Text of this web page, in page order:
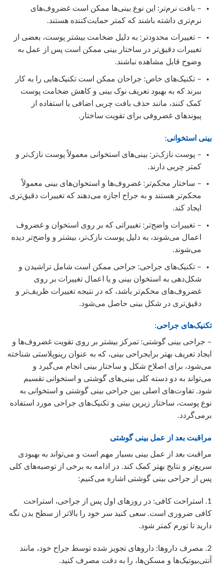
– بافت نرم‌تر: این نوع بینی‌ها ممکن است غضروف‌های
نرم‌تری داشته باشند که کمتر حمایت‌کننده هستند.
– تغییرات محدودتر: به دلیل ضخامت بیشتر پوست، بعضی از
تغییرات دقیق‌تر در ساختار بینی ممکن است پس از عمل به
وضوح قابل مشاهده نباشند.
– تکنیک‌های خاص: جراحان ممکن است تکنیک‌هایی را به کار
ببرند که به بهبود تعریف نوک بینی و کاهش ضخامت پوست
کمک کنند، مانند حذف بافت چربی اضافی یا استفاده از
پیوندهای غضروفی برای تقویت ساختار.
بینی استخوانی:
– پوست نازک‌تر: بینی‌های استخوانی معمولاً پوست نازک‌تر و
کمتر چربی دارند.
– ساختار محکم‌تر: غضروف‌ها و استخوان‌های بینی معمولاً
محکم‌تر هستند و به جراح اجازه می‌دهند که تغییرات دقیق‌تری
ایجاد کند.
– تغییرات واضح‌تر: تغییراتی که بر روی استخوان و غضروف
اعمال می‌شوند، به دلیل پوست نازک‌تر، بیشتر و واضح‌تر دیده
می‌شوند.
– تکنیک‌های جراحی: جراحی ممکن است شامل تراشیدن و
شکل‌دهی به استخوان بینی و یا اعمال تغییرات بر روی
غضروف‌های محکم‌تر باشد، که در نتیجه تغییرات ظریف‌تر و
دقیق‌تری در شکل بینی حاصل می‌شود.
تکنیک‌های جراحی:
– جراحی بینی گوشتی: تمرکز بیشتر بر روی تقویت غضروف‌ها و
ایجاد تعریف بهتر برایجراحی بینی، که به عنوان رینوپلاستی شناخته
می‌شود، برای اصلاح شکل و ساختار بینی انجام می‌گیرد و
می‌تواند به دو دسته کلی بینی‌های گوشتی و استخوانی تقسیم
شود. تفاوت‌های اصلی بین جراحی بینی گوشتی و استخوانی به
نوع پوست، ساختار زیرین بینی و تکنیک‌های جراحی مورد استفاده
برمی‌گردد.
مراقبت بعد از عمل بینی گوشتی
مراقبت بعد از عمل بینی بسیار مهم است و می‌تواند به بهبودی
سریع‌تر و نتایج بهتر کمک کند. در ادامه به برخی از توصیه‌های کلی
پس از جراحی بینی گوشتی اشاره می‌کنیم:
1. استراحت کافی: در روزهای اول پس از جراحی، استراحت
کافی ضروری است. سعی کنید سر خود را بالاتر از سطح بدن نگه
دارید تا تورم کمتر شود.
2. مصرف داروها: داروهای تجویز شده توسط جراح خود، مانند
آنتی‌بیوتیک‌ها و مسکن‌ها، را به دقت مصرف کنید.